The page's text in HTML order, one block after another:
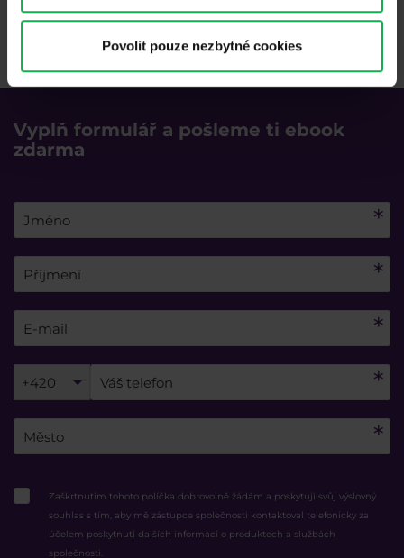
Povolit pouze nezbytné cookies
Vyplň formulář a pošleme ti ebook
zdarma​
+420
Zaškrtnutím tohoto políčka dobrovolně žádám a poskytuji svůj výslovný
souhlas s tím, aby mě zástupce společnosti kontaktoval telefonicky za
účelem poskytnutí dalších informací o produktech a službách
společnosti.